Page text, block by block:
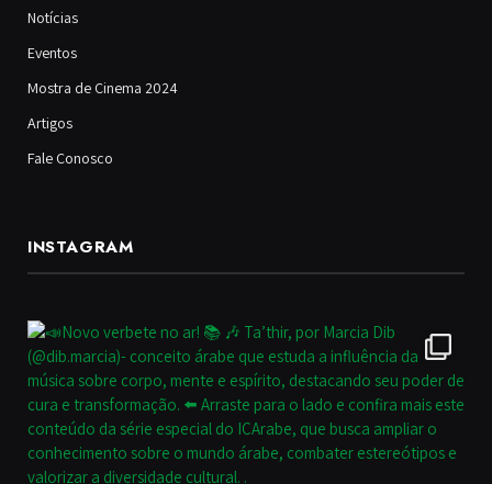
Notícias
Eventos
Mostra de Cinema 2024
Artigos
Fale Conosco
INSTAGRAM